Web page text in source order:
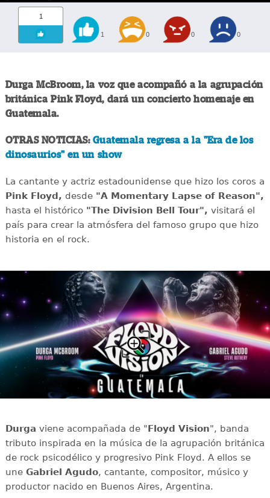
1
1 0 0 0
Durga McBroom, la voz que acompañó a la agrupación
británica Pink Floyd, dará un concierto homenaje en
Guatemala.
OTRAS NOTICIAS: Guatemala regresa a la "Era de los
dinosaurios" en un show
La cantante y actriz estadounidense que hizo los coros a
Pink Floyd, desde"A Momentary Lapse of Reason",
hasta el histórico"The Division Bell Tour", visitará el
país para crear la atmósfera del famoso grupo que hizo
historia en el rock.
Durga viene acompañada de "Floyd Vision", banda
tributo inspirada en la música de la agrupación británica
de rock psicodélico y progresivo Pink Floyd. A ellos se
une Gabriel Agudo, cantante, compositor, músico y
productor nacido en Buenos Aires, Argentina.